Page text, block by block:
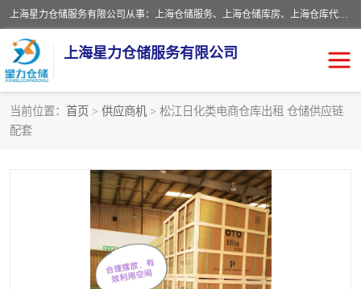
上海星力仓储服务有限公司从事：上海仓储服务、上海仓储库房、上海仓库代运营、上海仓库对外出租、上海仓库外包、上海三方仓储、上海电商仓储代发、上海电商代发货仓库、上海托管仓库、上海仓储配送。上海星力仓储服务有限公司现在拥有100个分仓、10万余平方的标准库房，精炼员工几百名，与几千家客户合作，公司已跻身上海仓储行业前列。欢迎来电咨询！
上海星力仓储服务有限公司
当前位置： 首页 > 供应商机 > 松江日化类电商仓库出租 仓储供应链
配套
上海仓库对外出租
上海仓储配送 上海仓库外包
上海仓库代运营 上海托管仓库
上海第三方仓储 上海仓储服务